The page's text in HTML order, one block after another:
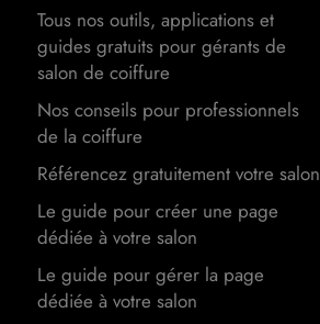
Tous nos outils, applications et
guides gratuits pour gérants de
salon de coiffure
Nos conseils pour professionnels
de la coiffure
Référencez gratuitement votre salon
Le guide pour créer une page
dédiée à votre salon
Le guide pour gérer la page
dédiée à votre salon